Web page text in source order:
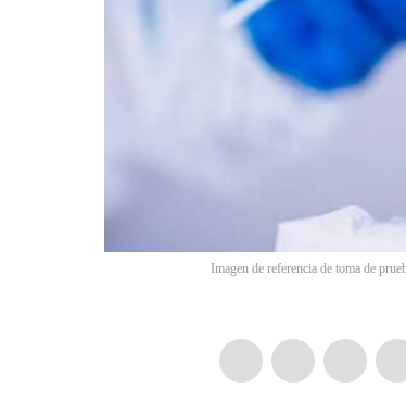
Imagen de referencia de toma de